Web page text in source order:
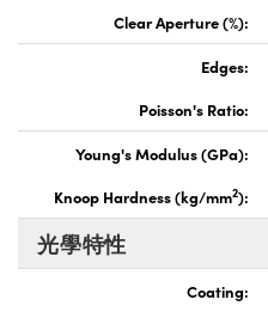
Clear Aperture (%):
Edges:
Poisson's Ratio:
Young's Modulus (GPa):
Knoop Hardness (kg/mm2):
光學特性
Coating: